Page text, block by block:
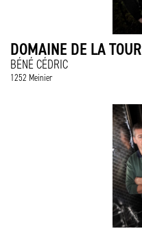
DOMAINE DE LA TOUR
BÉNÉ CÉDRIC
1252 Meinier